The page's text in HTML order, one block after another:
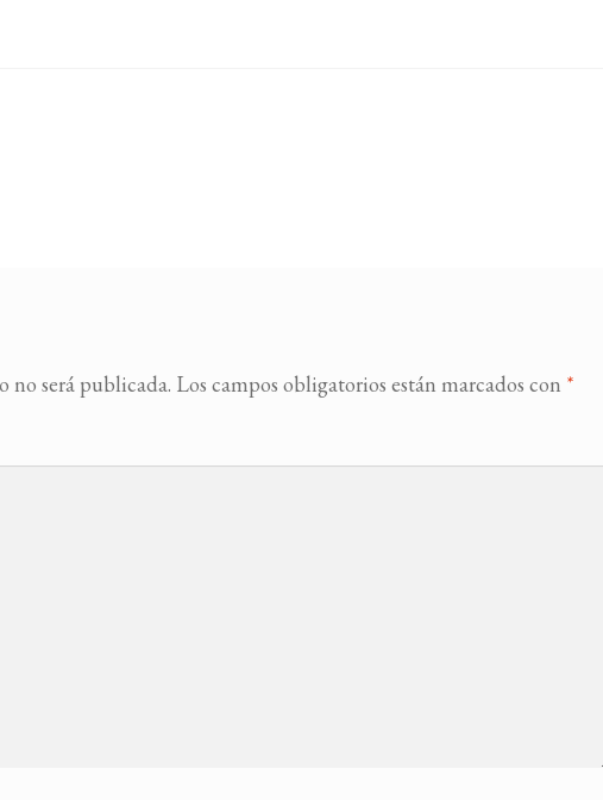
no será publicada. Los campos obligatorios están marcados con *